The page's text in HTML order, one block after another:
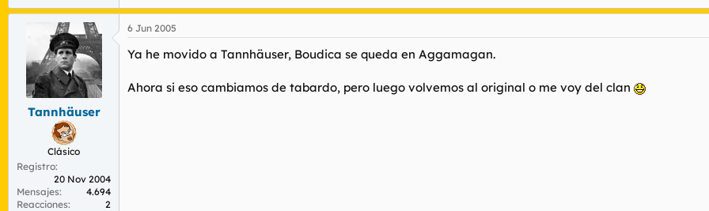
Tannhäuser
Clásico
Registro
20 Nov 2004
Mensajes
4.694
Reacciones
2
6 Jun 2005
Ya he movido a Tannhäuser, Boudica se queda en Aggamagan.
Ahora si eso cambiamos de tabardo, pero luego volvemos al original o me voy del clan